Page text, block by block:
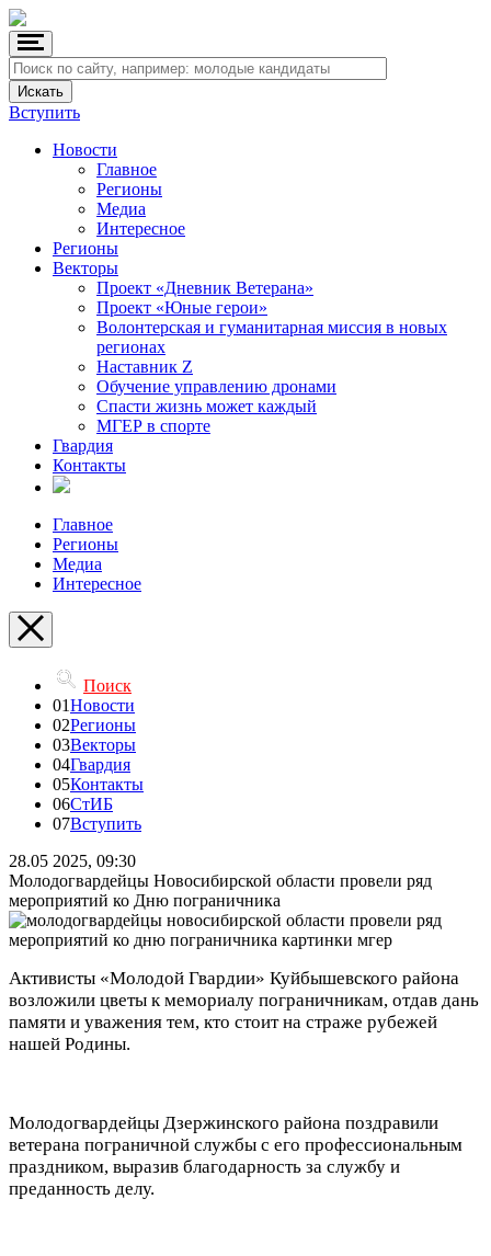
Вступить
Новости
Главное
Регионы
Медиа
Интересное
Регионы
Векторы
Проект «Дневник Ветерана»
Проект «Юные герои»
Волонтерская и гуманитарная миссия в новых
регионах
Наставник Z
Обучение управлению дронами
Спасти жизнь может каждый
МГЕР в спорте
Гвардия
Контакты
Главное
Регионы
Медиа
Интересное
Поиск
01Новости
02Регионы
03Векторы
04Гвардия
05Контакты
06СтИБ
07Вступить
28.05 2025, 09:30
Молодогвардейцы Новосибирской области провели ряд
мероприятий ко Дню пограничника
Активисты «Молодой Гвардии» Куйбышевского района
возложили цветы к мемориалу пограничникам, отдав дань
памяти и уважения тем, кто стоит на страже рубежей
нашей Родины.
Молодогвардейцы Дзержинского района поздравили
ветерана пограничной службы с его профессиональным
праздником, выразив благодарность за службу и
преданность делу.